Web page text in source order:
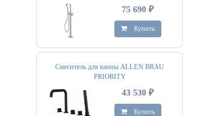
75 690 ₽
Купить
Смеситель для ванны ALLEN BRAU
PRIORITY
43 530 ₽
Купить